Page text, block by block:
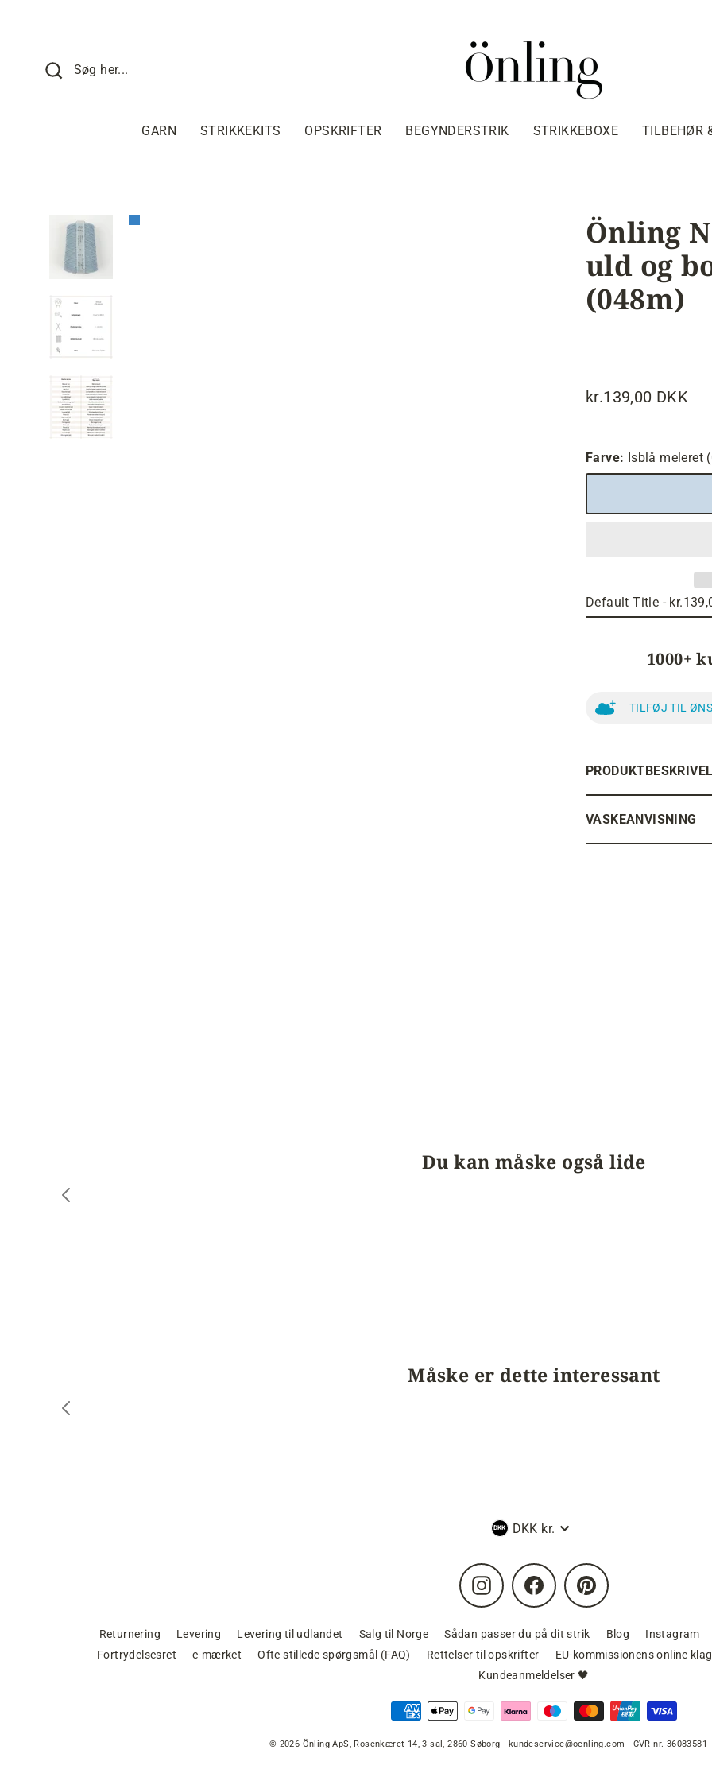
Søg her...
GARN STRIKKEKITS OPSKRIFTER BEGYNDERSTRIK STRIKKEBOXE TILBEHØR
Önling
uld og
(048m)
Normalpris
kr.139,00 DKK
Farve: Isblå meleret
1000+
TILFØJ TIL
VASKEANVISNING
Du kan måske også lide
Måske er dette interessant
Valuta
DKK kr.
Instagram Facebook Pinterest
Returnering Levering Levering til udlandet Salg til Norge Sådan passer du på dit strik Blog
Instagram
Fortrydelsesret
e-mærket Ofte stillede spørgsmål (FAQ) Rettelser til opskrifter
EU-kommissionens online
Kundeanmeldelser 🖤
© 2026 Önling ApS, Rosenkæret 14, 3 sal, 2860 Søborg - kundeservice@oenling.com - CVR nr. 36083581